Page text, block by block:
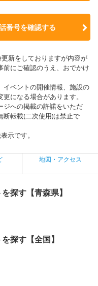
番号を確認する
新をしておりますが内容が
にご確認のうえ、おでかけ
ベントの開催情報、施設の
になる場合があります。
への掲載の許諾をいただ
断転載(二次使用)は禁止で
示です。
地図・アクセス
探す【青森県】
探す【全国】